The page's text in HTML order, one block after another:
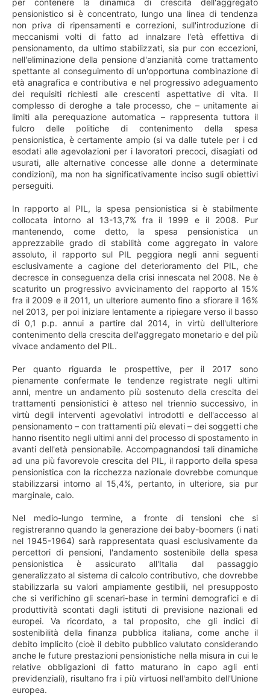
per contenere la dinamica di crescita dell'aggregato
pensionistico si è concentrato, lungo una linea di tendenza
non priva di ripensamenti e correzioni, sull'introduzione di
meccanismi volti di fatto ad innalzare l'età effettiva di
pensionamento, da ultimo stabilizzati, sia pur con eccezioni,
nell'eliminazione della pensione d'anzianità come trattamento
spettante al conseguimento di un'opportuna combinazione di
età anagrafica e contributiva e nel progressivo adeguamento
dei requisiti richiesti alle crescenti aspettative di vita. Il
complesso di deroghe a tale processo, che – unitamente ai
limiti alla perequazione automatica – rappresenta tuttora il
fulcro delle politiche di contenimento della spesa
pensionistica, è certamente ampio (si va dalle tutele per i cd
esodati alle agevolazioni per i lavoratori precoci, disagiati od
usurati, alle alternative concesse alle donne a determinate
condizioni), ma non ha significativamente inciso sugli obiettivi
perseguiti.
In rapporto al PIL, la spesa pensionistica si è stabilmente
collocata intorno al 13-13,7% fra il 1999 e il 2008. Pur
mantenendo, come detto, la spesa pensionistica un
apprezzabile grado di stabilità come aggregato in valore
assoluto, il rapporto sul PIL peggiora negli anni seguenti
esclusivamente a cagione del deterioramento del PIL, che
decresce in conseguenza della crisi innescata nel 2008. Ne è
scaturito un progressivo avvicinamento del rapporto al 15%
fra il 2009 e il 2011, un ulteriore aumento fino a sfiorare il 16%
nel 2013, per poi iniziare lentamente a ripiegare verso il basso
di 0,1 p.p. annui a partire dal 2014, in virtù dell'ulteriore
contenimento della crescita dell'aggregato monetario e del più
vivace andamento del PIL.
Per quanto riguarda le prospettive, per il 2017 sono
pienamente confermate le tendenze registrate negli ultimi
anni, mentre un andamento più sostenuto della crescita dei
trattamenti pensionistici è atteso nel triennio successivo, in
virtù degli interventi agevolativi introdotti e dell'accesso al
pensionamento – con trattamenti più elevati – dei soggetti che
hanno risentito negli ultimi anni del processo di spostamento in
avanti dell'età pensionabile. Accompagnandosi tali dinamiche
ad una più favorevole crescita del PIL, il rapporto della spesa
pensionistica con la ricchezza nazionale dovrebbe comunque
stabilizzarsi intorno al 15,4%, pertanto, in ulteriore, sia pur
marginale, calo.
Nel medio-lungo termine, a fronte di tensioni che si
registreranno quando la generazione dei baby-boomers (i nati
nel 1945-1964) sarà rappresentata quasi esclusivamente da
percettori di pensioni, l'andamento sostenibile della spesa
pensionistica è assicurato all'Italia dal passaggio
generalizzato al sistema di calcolo contributivo, che dovrebbe
stabilizzarla su valori ampiamente gestibili, nel presupposto
che si verifichino gli scenari-base in termini demografici e di
produttività scontati dagli istituti di previsione nazionali ed
europei. Va ricordato, a tal proposito, che gli indici di
sostenibilità della finanza pubblica italiana, come anche il
debito implicito (cioè il debito pubblico valutato considerando
anche le future prestazioni pensionistiche nella misura in cui le
relative obbligazioni di fatto maturano in capo agli enti
previdenziali), risultano fra i più virtuosi nell'ambito dell'Unione
europea.